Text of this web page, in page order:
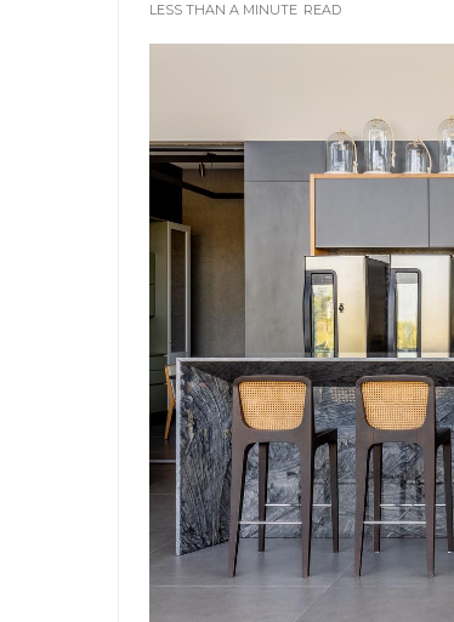
LESS THAN A MINUTE READ